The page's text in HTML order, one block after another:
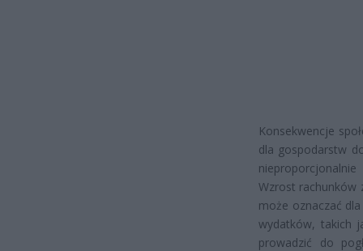
Konsekwencje
dla gospodarstw
Wzrost rachunków
może oznaczać
wydatków, takich
prowadzić do